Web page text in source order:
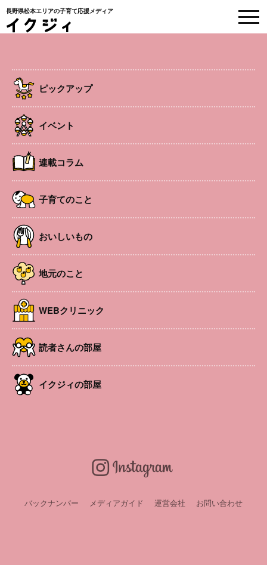
長野県松本エリアの子育て応援メディア
ピックアップ
イベント
連載コラム
子育てのこと
おいしいもの
地元のこと
WEBクリニック
読者さんの部屋
イクジィの部屋
バックナンバー メディアガイド 運営会社 お問い合わせ
大町の近日開催イベント
国営アルプスあづみの公園 創作体験「かき氷のせかい」
大町 体験
2026年8月1日 ～ 2026年8月7日
国営アルプスあづみの公園 クワガタ・カブトムシふれあいコ
ーナー
大町 体験
2026年7月9日 ～ 2026年8月30日
国営アルプスあづみの公園 世界の昆虫展
大町 イベント
2026年7月9日 ～ 2026年9月27日
国営アルプスあづみの公園 スプラッシュ・リバー
大町 イベント
2026年7月4日 ～ 2026年8月30日
国営アルプスあづみの公園 スプラッシュ・ランド
2026年7月4日 ～ 2026年8月30日